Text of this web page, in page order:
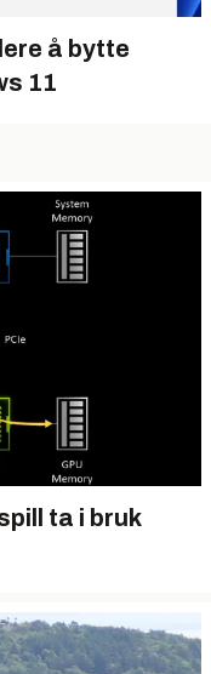
å bytte
11
ta i bruk